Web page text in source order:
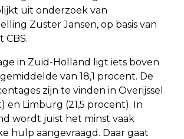
uit onderzoek van
Zuster Jansen, op basis van
CBS.
in Zuid-Holland ligt iets boven
van 18,1 procent. De
zijn te vinden in Overijssel
en Limburg (21,5 procent). In
wordt juist het minst vaak
hulp aangevraagd. Daar gaat